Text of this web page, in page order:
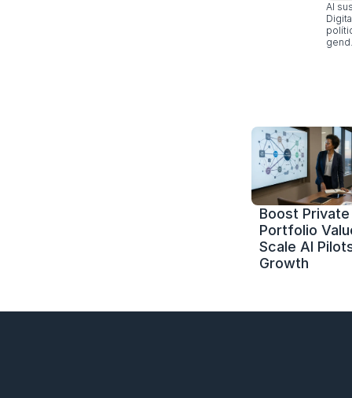
Al
Boost
Portfolio
Scale AI
Growth